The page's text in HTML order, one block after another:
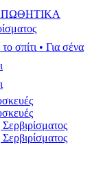
σπίτι • Για σένα